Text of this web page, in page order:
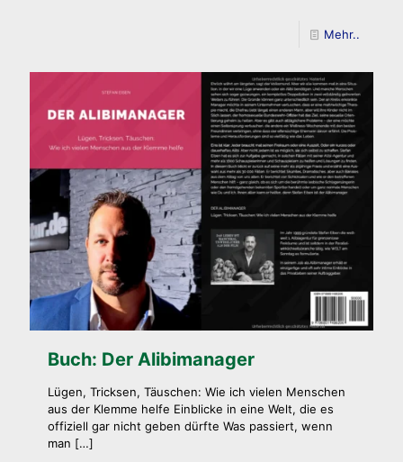
Mehr..
Buch: Der Alibimanager
Lügen, Tricksen, Täuschen: Wie ich vielen Menschen
aus der Klemme helfe Einblicke in eine Welt, die es
offiziell gar nicht geben dürfte Was passiert, wenn
man […]